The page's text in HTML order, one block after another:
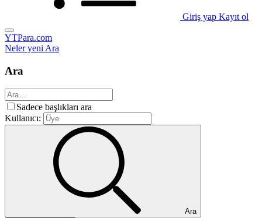
Giriş yap Kayıt ol
YTPara.com
Neler yeniAra
Ara
Sadece başlıkları ara
Kullanıcı:
Ara